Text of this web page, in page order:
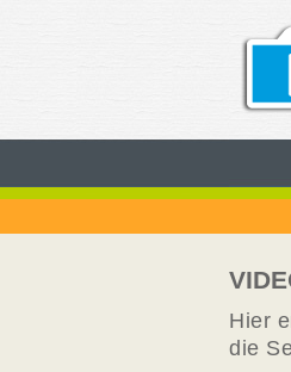
Hier
die